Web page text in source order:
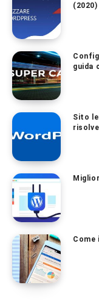
(2020)
guida
Sito
Come